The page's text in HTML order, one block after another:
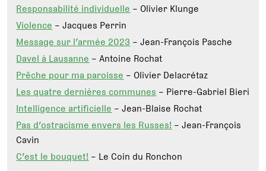
Responsabilité individuelle – Olivier Klunge
Violence – Jacques Perrin
Message sur l’armée 2023 – Jean-François Pasche
Davel à Lausanne – Antoine Rochat
Prêche pour ma paroisse – Olivier Delacrétaz
Les quatre dernières communes – Pierre-Gabriel Bieri
Intelligence artificielle – Jean-Blaise Rochat
Pas d’ostracisme envers les Russes! – Jean-François
Cavin
C’est le bouquet! – Le Coin du Ronchon